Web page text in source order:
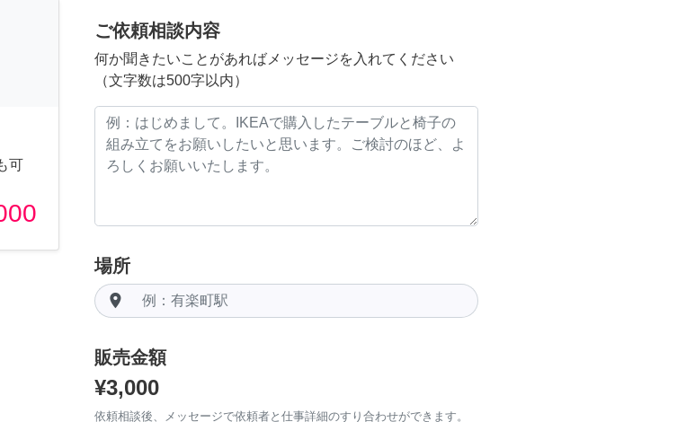
可
ご依頼相談内容
何か聞きたいことがあればメッセージを入れてください
（文字数は500字以内）
場所
room
販売金額
¥3,000
依頼相談後、メッセージで依頼者と仕事詳細のすり合わせができます。